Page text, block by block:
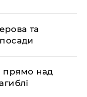
та
прямо над